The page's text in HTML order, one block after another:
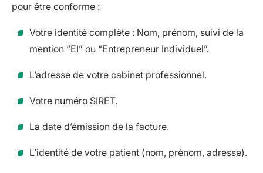
pour être conforme :
Votre identité complète : Nom, prénom, suivi de la
mention “EI” ou “Entrepreneur Individuel”.
L’adresse de votre cabinet professionnel.
Votre numéro SIRET.
La date d’émission de la facture.
L’identité de votre patient (nom, prénom, adresse).